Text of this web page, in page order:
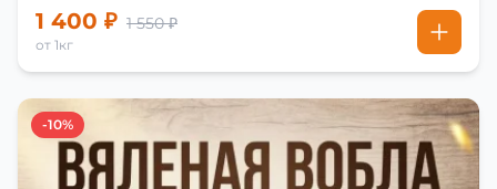
1 400 ₽ 1 550 ₽
от 1кг
-10%